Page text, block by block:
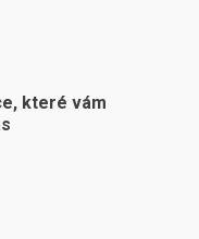
které vám